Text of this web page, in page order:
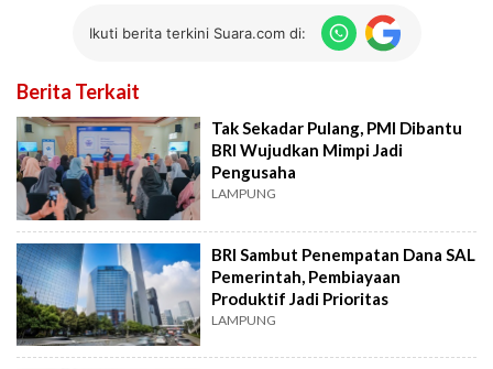
Ikuti berita terkini Suara.com di:
Berita Terkait
Tak Sekadar Pulang, PMI Dibantu
BRI Wujudkan Mimpi Jadi
Pengusaha
LAMPUNG
BRI Sambut Penempatan Dana SAL
Pemerintah, Pembiayaan
Produktif Jadi Prioritas
LAMPUNG